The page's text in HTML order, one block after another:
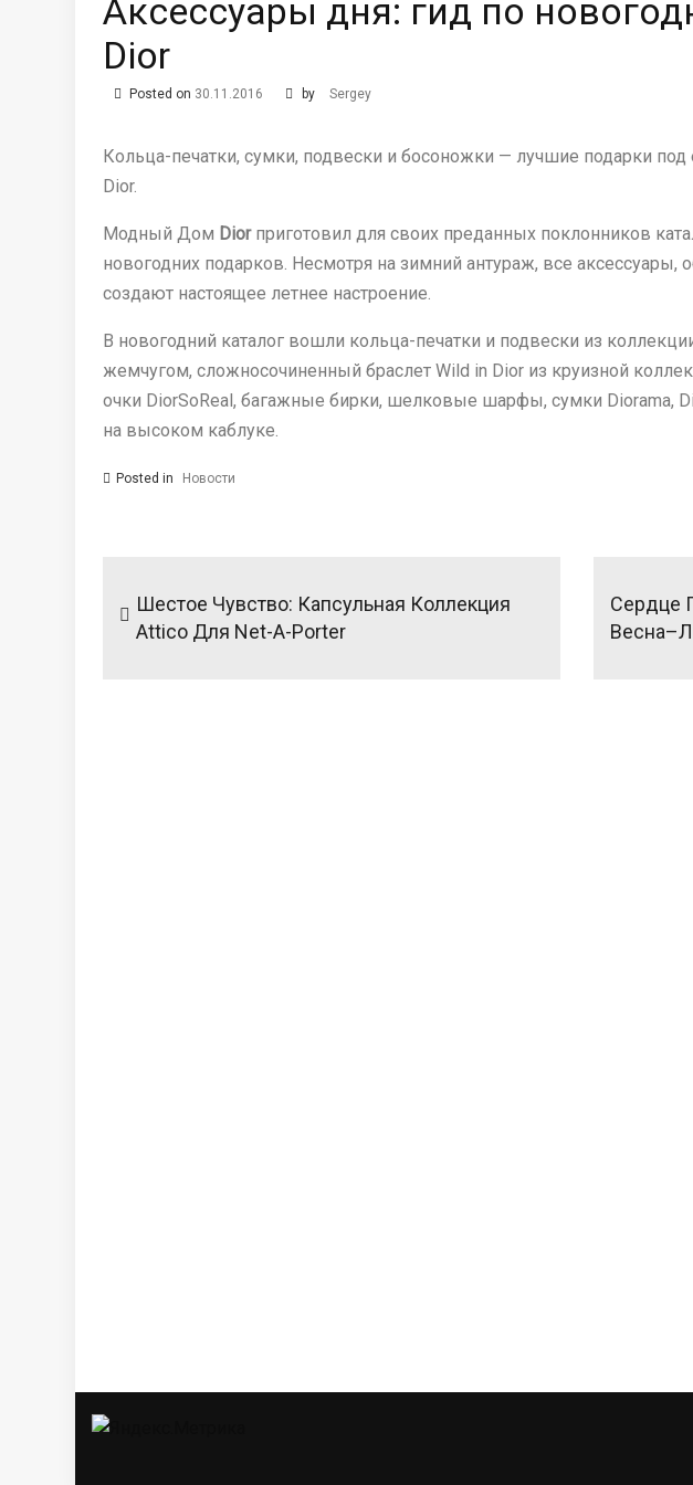
Аксессуары дня: гид по
Dior
Posted on 30.11.2016 by Sergey
Кольца-печатки, сумки, подвески и босоножки — лучшие подарки
Dior.
Модный Дом Diorприготовил для своих преданных поклонников
новогодних подарков. Несмотря на зимний антураж, все аксессуары,
создают настоящее летнее настроение.
В новогодний каталог вошли кольца-печатки и подвески из
жемчугом, сложносочиненный браслет Wild in Dior из круизной
очки DiorSoReal, багажные бирки, шелковые шарфы, сумки Diorama,
на высоком каблуке.
Posted in Новости
записям
Шестое Чувство: Капсульная Коллекция
Attico Для Net-A-Porter
Сердце